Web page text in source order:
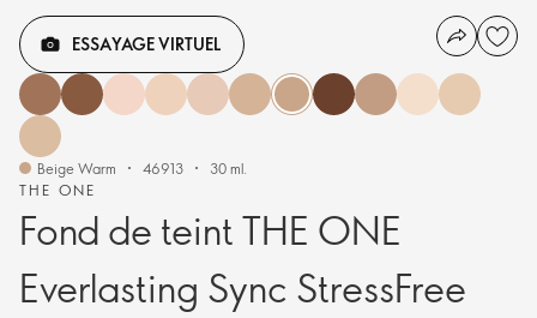
THE ONE
Fond de teint THE ONE
Everlasting Sync StressFree
ESSAYAGE VIRTUEL
Beige Warm 46913 30 ml.